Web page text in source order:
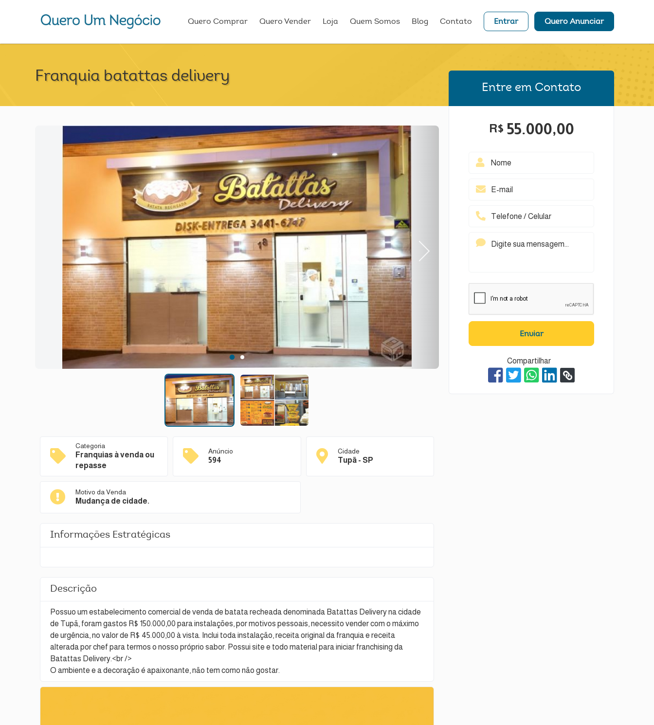
Quero Comprar Quero Vender Loja Quem Somos Blog Contato Entrar Quero Anunciar
Franquia batattas delivery
Next
1 2
Categoria
Franquias à venda ou
repasse
Anúncio
594
Cidade
Tupã - SP
Motivo da Venda
Mudança de cidade.
Informações Estratégicas
Descrição
Possuo um estabelecimento comercial de venda de batata recheada denominada Batattas Delivery na cidade
de Tupã, foram gastos R$ 150.000,00 para instalações, por motivos pessoais, necessito vender com o máximo
de urgência, no valor de R$ 45.000,00 à vista. Inclui toda instalação, receita original da franquia e receita
alterada por chef para termos o nosso próprio sabor. Possui site e todo material para iniciar franchising da
Batattas Delivery.<br />
O ambiente e a decoração é apaixonante, não tem como não gostar.
Entre em Contato
R$ 55.000,00
Enviar
Compartilhar